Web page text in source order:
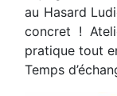
au Hasard
concret !
pratique tout
Temps